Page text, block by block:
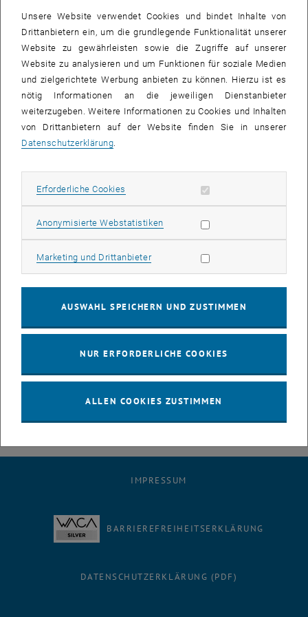
Bild
© Mag. Michael Mrkvicka
Jahr bieten wiram 23. September 2020wieder ein CEC Update zu
IMPRESSUM
BARRIEREFREIHEITSERKLÄRUNG
DATENSCHUTZERKLÄRUNG (PDF)
Unsere Website verwendet Cookies und bindet Inhalte von
Drittanbietern ein, um die grundlegende Funktionalität unserer
Website zu gewährleisten sowie die Zugriffe auf unserer
Website zu analysieren und um Funktionen für soziale Medien
und zielgerichtete Werbung anbieten zu können. Hierzu ist es
nötig Informationen an die jeweiligen Dienstanbieter
weiterzugeben. Weitere Informationen zu Cookies und Inhalten
von Drittanbietern auf der Website finden Sie in unserer
Datenschutzerklärung.
Erforderliche Cookies Erforderliche Cookies zulassen
Anonymisierte WebstatistikenStatistik Cookies zulassen
Marketing und DrittanbieterMarketing Cookies zulassen
AUSWAHL SPEICHERN UND ZUSTIMMEN
NUR ERFORDERLICHE COOKIES
ALLEN COOKIES ZUSTIMMEN